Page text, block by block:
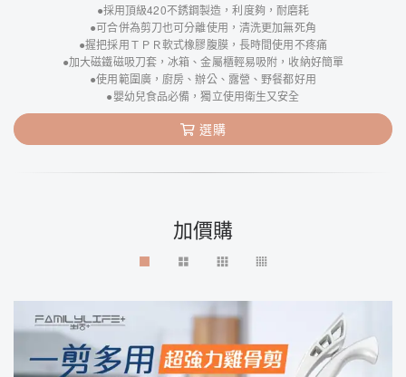
●採用頂級420不銹鋼製造，利度夠，耐磨耗
●可合併為剪刀也可分離使用，清洗更加無死角
●握把採用ＴＰＲ軟式橡膠腹膜，長時間使用不疼痛
●加大磁鐵磁吸刀套，冰箱、金屬櫃輕易吸附，收納好簡單
●使用範圍廣，廚房、辦公、露營、野餐都好用
●嬰幼兒食品必備，獨立使用衛生又安全
選購
加價購